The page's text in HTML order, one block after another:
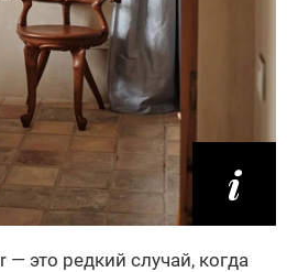
это редкий случай, когда